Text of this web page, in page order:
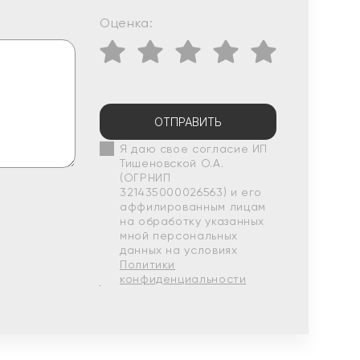
Оценка:
ОТПРАВИТЬ
Я даю свое согласие ИП
Тишеновской О.А.
(ОГРНИП
321435000026563) и его
аффилированным лицам
на обработку указанных
мной персональных
данных на условиях
Политики
конфиденциальности